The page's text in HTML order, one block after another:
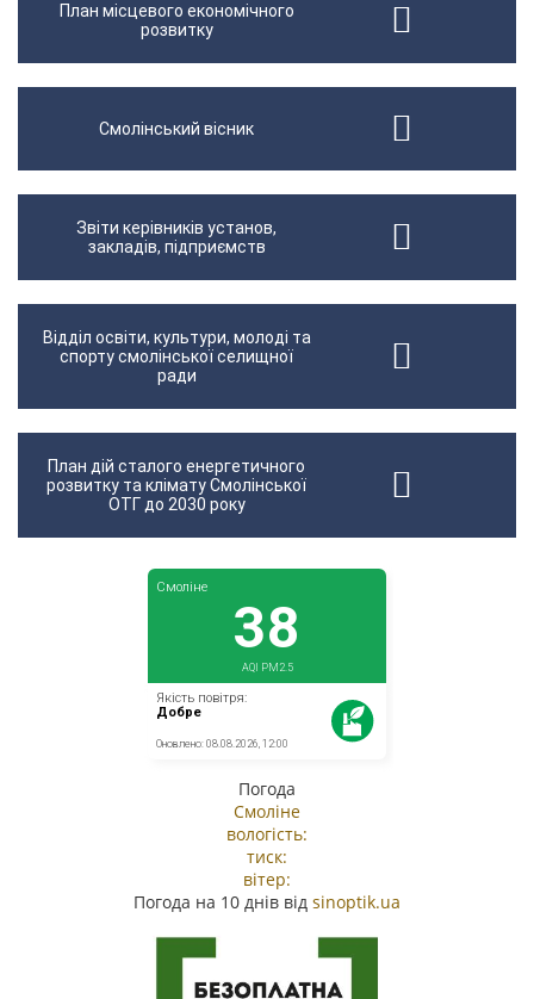
План місцевого економічного
розвитку
Смолінський вісник
Звіти керівників установ,
закладів, підприємств
Відділ освіти, культури, молоді та
спорту смолінської селищної
ради
План дій сталого енергетичного
розвитку та клімату Смолінської
ОТГ до 2030 року
Погода
Смоліне
вологість:
тиск:
вітер:
Погода на 10 днів від sinoptik.ua